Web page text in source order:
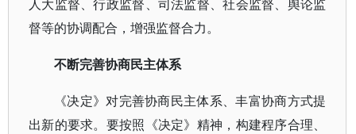
人大监督、行政监督、司法监督、社会监督、舆论监
督等的协调配合，增强监督合力。
不断完善协商民主体系
《决定》对完善协商民主体系、丰富协商方式提
出新的要求。要按照《决定》精神，构建程序合理、